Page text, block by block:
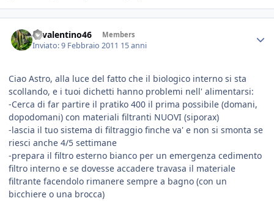
46valentino46 Members
Inviato:9 Febbraio 2011 15 anni
Ciao Astro, alla luce del fatto che il biologico interno si sta
scollando, e i tuoi dichetti hanno problemi nell' alimentarsi:
-Cerca di far partire il pratiko 400 il prima possibile (domani,
dopodomani) con materiali filtranti NUOVI (siporax)
-lascia il tuo sistema di filtraggio finche va' e non si smonta se
riesci anche 4/5 settimane
-prepara il filtro esterno bianco per un emergenza cedimento
filtro interno e se dovesse accadere travasa il materiale
filtrante facendolo rimanere sempre a bagno (con un
bicchiere o una brocca)